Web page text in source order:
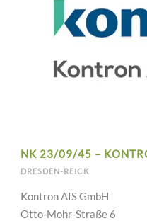
NK 23/09/45 –
DRESDEN-REICK
Kontron AIS GmbH
Otto-Mohr-Straße 6